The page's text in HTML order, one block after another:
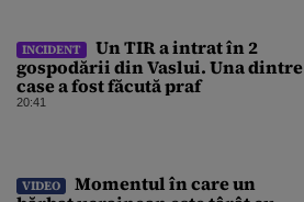
INCIDENT
Un TIR a intrat în 2
gospodării din Vaslui. Una dintre
case a fost făcută praf
20:41
VIDEO
Momentul în care un